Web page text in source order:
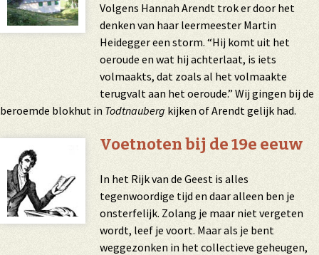
Volgens Hannah Arendt trok er door het
denken van haar leermeester Martin
Heidegger een storm. “Hij komt uit het
oeroude en wat hij achterlaat, is iets
volmaakts, dat zoals al het volmaakte
terugvalt aan het oeroude.” Wij gingen bij de
beroemde blokhut in Todtnauberg kijken of Arendt gelijk had.
Voetnoten bij de 19e eeuw
In het Rijk van de Geest is alles
tegenwoordige tijd en daar alleen ben je
onsterfelijk. Zolang je maar niet vergeten
wordt, leef je voort. Maar als je bent
weggezonken in het collectieve geheugen,